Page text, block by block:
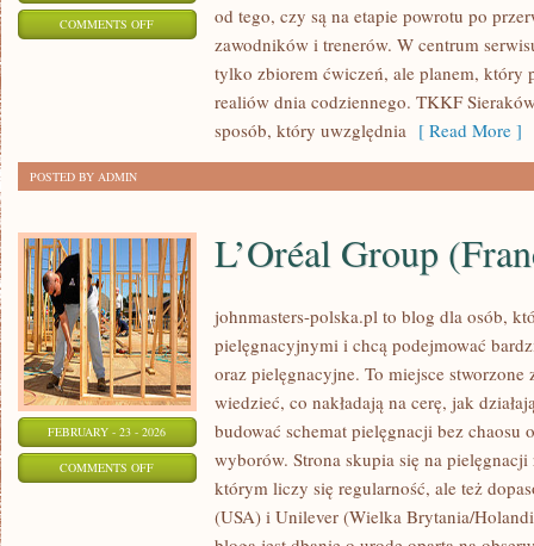
COMMENTS OFFON
od tego, czy są na etapie powrotu po
zawodników i trenerów. W centrum
tylko zbiorem ćwiczeń, ale planem, który
realiów dnia codziennego. TKKF
sposób, który uwzględnia [ Read More ]
POSTED BY ADMIN
FEBRUARY - 23 - 2026
COMMENTS OFFON
L’Oréal Group
johnmasters-polska.pl to blog dla osób,
pielęgnacyjnymi i chcą podejmować
oraz pielęgnacyjne. To miejsce
wiedzieć, co nakładają na cerę, jak
budować schemat pielęgnacji bez chaosu
wyborów. Strona skupia się na
którym liczy się regularność, ale też
(USA) i Unilever (Wielka Brytania/